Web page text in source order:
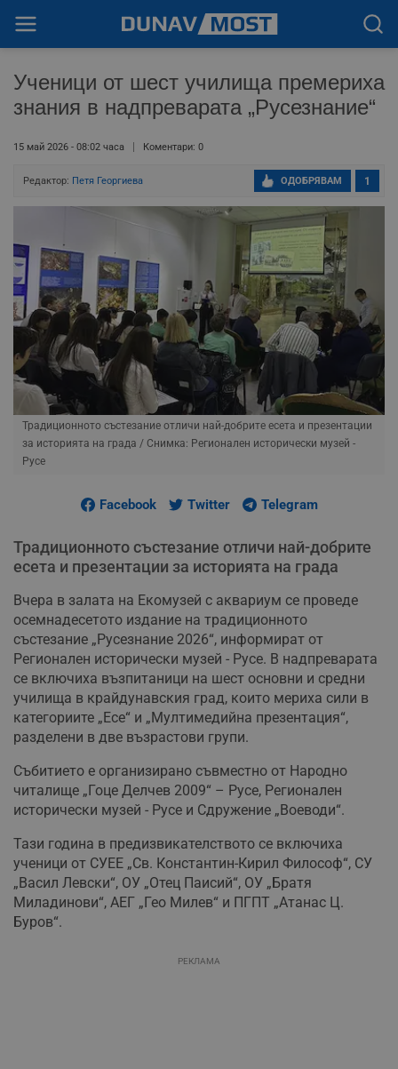
Ученици от шест училища премериха
знания в надпреварата „Русезнание“
15 май 2026 - 08:02 часа Коментари: 0
Редактор: Петя Георгиева 1
ОДОБРЯВАМ
Традиционното състезание отличи най-добрите есета и презентации
за историята на града / Снимка: Регионален исторически музей -
Русе
Facebook Twitter Telegram
Традиционното състезание отличи най-добрите
есета и презентации за историята на града
Вчера в залата на Екомузей с аквариум се проведе
осемнадесетото издание на традиционното
състезание „Русезнание 2026“, информират от
Регионален исторически музей - Русе. В надпреварата
се включиха възпитаници на шест основни и средни
училища в крайдунавския град, които мериха сили в
категориите „Есе“ и „Мултимедийна презентация“,
разделени в две възрастови групи.
Събитието е организирано съвместно от Народно
читалище „Гоце Делчев 2009“ – Русе, Регионален
исторически музей - Русе и Сдружение „Воеводи“.
Тази година в предизвикателството се включиха
ученици от СУЕЕ „Св. Константин-Кирил Философ“, СУ
„Васил Левски“, ОУ „Отец Паисий“, ОУ „Братя
Миладинови“, АЕГ „Гео Милев“ и ПГПТ „Атанас Ц.
Буров“.
РЕКЛАМА